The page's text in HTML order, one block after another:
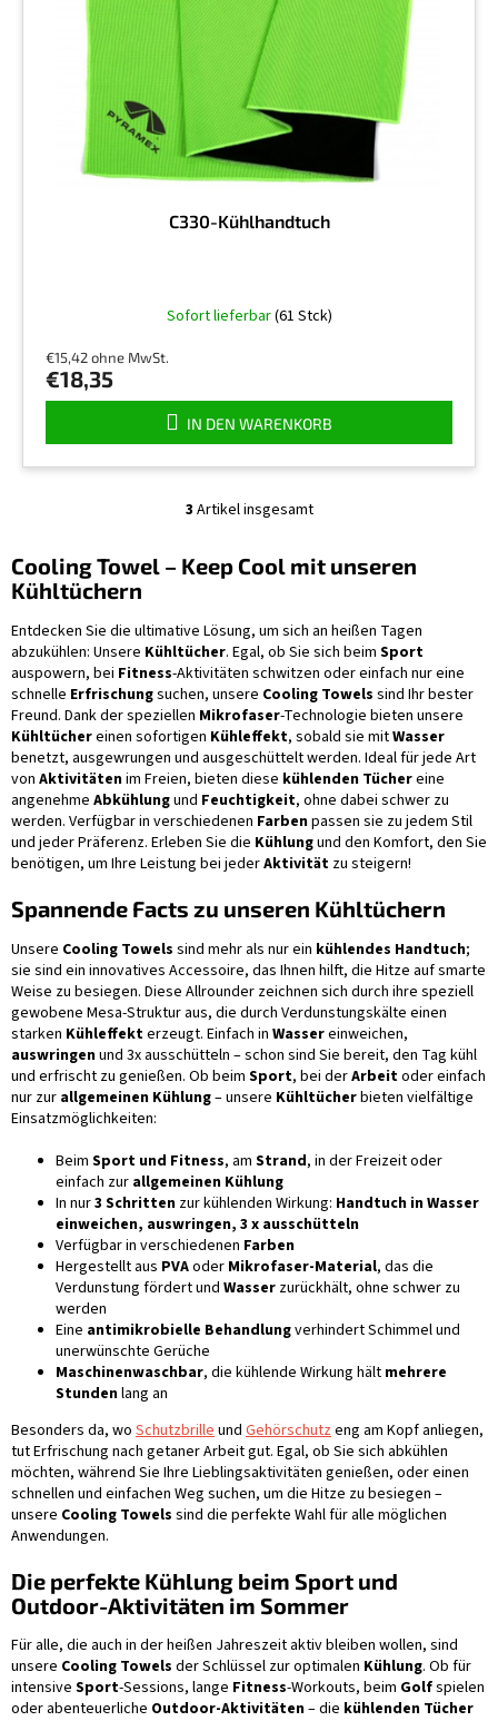
C330-Kühlhandtuch
Die
durchschnittliche
5
Sofort lieferbar(61 Stck)
€15,42 ohne MwSt.
€18,35
IN DEN WARENKORB
S
e
u
r
e
l
e
m
e
n
t
e
d
e
r
i
s
t
e
3 Artikel insgesamt
Cooling Towel – Keep Cool mit unseren
Kühltüchern
Entdecken Sie die ultimative Lösung, um sich an heißen Tagen
abzukühlen: Unsere Kühltücher. Egal, ob Sie sich beim Sport
auspowern, bei Fitness-Aktivitäten schwitzen oder einfach nur eine
schnelle Erfrischungsuchen, unsere Cooling Towels sind Ihr bester
Freund. Dank der speziellen Mikrofaser-Technologie bieten unsere
Kühltüchereinen sofortigen Kühleffekt, sobald sie mitWasser
benetzt, ausgewrungen und ausgeschüttelt werden. Ideal für jede Art
von Aktivitätenim Freien, bieten diese kühlenden Tüchereine
angenehme Abkühlungund Feuchtigkeit, ohne dabei schwer zu
werden. Verfügbar in verschiedenen Farbenpassen sie zu jedem Stil
und jeder Präferenz. Erleben Sie die Kühlungund den Komfort, den Sie
benötigen, um Ihre Leistung bei jederAktivität zu steigern!
Spannende Facts zu unseren Kühltüchern
Unsere Cooling Towels sind mehr als nur ein kühlendes Handtuch;
sie sind ein innovatives Accessoire, das Ihnen hilft, die Hitze auf smarte
Weise zu besiegen. Diese Allrounder zeichnen sich durch ihre speziell
gewobene Mesa-Struktur aus, die durch Verdunstungskälte einen
starken Kühleffekterzeugt. Einfach in Wassereinweichen,
auswringenund 3x ausschütteln – schon sind Sie bereit, den Tag kühl
und erfrischt zu genießen. Ob beim Sport, bei derArbeitoder einfach
nur zur allgemeinen Kühlung– unsere Kühltücherbieten vielfältige
Einsatzmöglichkeiten:
Beim Sport und Fitness, am Strand, in der Freizeit oder
einfach zur allgemeinen Kühlung
In nur3 Schritten zur kühlenden Wirkung: Handtuch in Wasser
einweichen, auswringen, 3 x ausschütteln
Verfügbar in verschiedenen Farben
Hergestellt aus PVAoder Mikrofaser-Material, das die
Verdunstung fördert und Wasser zurückhält, ohne schwer zu
werden
Eine antimikrobielle Behandlungverhindert Schimmel und
unerwünschte Gerüche
Maschinenwaschbar, die kühlende Wirkung hält mehrere
Stundenlang an
Besonders da, wo Schutzbrille und Gehörschutz eng am Kopf anliegen,
tut Erfrischung nach getaner Arbeit gut. Egal, ob Sie sich abkühlen
möchten, während Sie Ihre Lieblingsaktivitäten genießen, oder einen
schnellen und einfachen Weg suchen, um die Hitze zu besiegen –
unsere Cooling Towels sind die perfekte Wahl für alle möglichen
Anwendungen.
Die perfekte Kühlung beim Sport und
Outdoor-Aktivitäten im Sommer
Für alle, die auch in der heißen Jahreszeit aktiv bleiben wollen, sind
unsere Cooling Towels der Schlüssel zur optimalen Kühlung. Ob für
intensive Sport-Sessions, lange Fitness-Workouts, beim Golfspielen
oder abenteuerliche Outdoor-Aktivitäten– die kühlenden Tücher